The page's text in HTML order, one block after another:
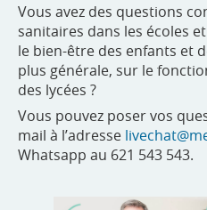
Vous avez des questions
sanitaires dans les écoles
le bien-être des enfants et
plus générale, sur le
des lycées ?
Vous pouvez poser vos
mail à l’adresse
Whatsapp au 621 543 543.